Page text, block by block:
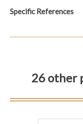
Specific References
26 other